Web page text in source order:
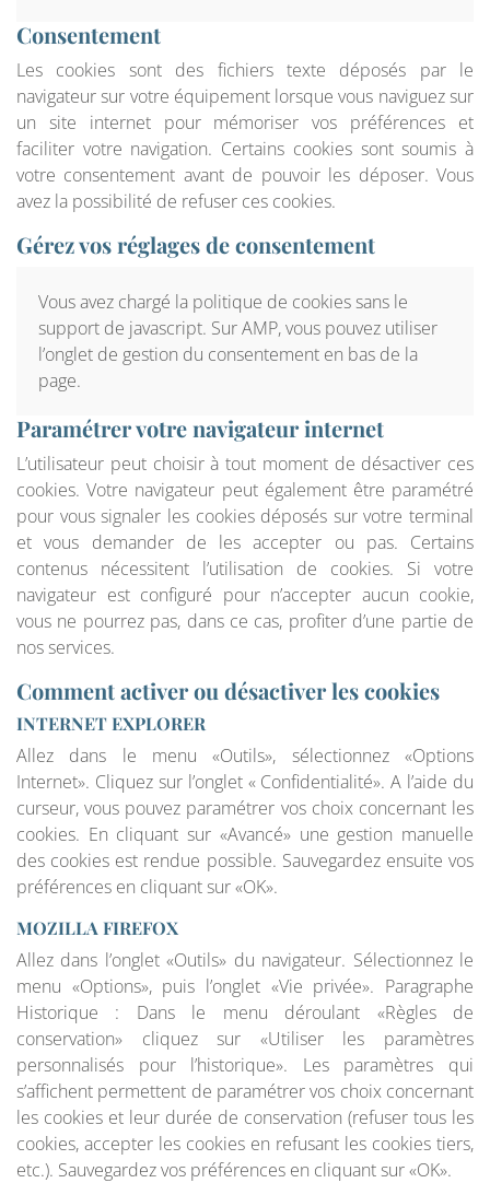
Consentement
Les cookies sont des fichiers texte déposés par le
navigateur sur votre équipement lorsque vous naviguez sur
un site internet pour mémoriser vos préférences et
faciliter votre navigation. Certains cookies sont soumis à
votre consentement avant de pouvoir les déposer. Vous
avez la possibilité de refuser ces cookies.
Gérez vos réglages de consentement
Vous avez chargé la politique de cookies sans le
support de javascript. Sur AMP, vous pouvez utiliser
l’onglet de gestion du consentement en bas de la
page.
Paramétrer votre navigateur internet
L’utilisateur peut choisir à tout moment de désactiver ces
cookies. Votre navigateur peut également être paramétré
pour vous signaler les cookies déposés sur votre terminal
et vous demander de les accepter ou pas. Certains
contenus nécessitent l’utilisation de cookies. Si votre
navigateur est configuré pour n’accepter aucun cookie,
vous ne pourrez pas, dans ce cas, profiter d’une partie de
nos services.
Comment activer ou désactiver les cookies
INTERNET EXPLORER
Allez dans le menu «Outils», sélectionnez «Options
Internet». Cliquez sur l’onglet « Confidentialité». A l’aide du
curseur, vous pouvez paramétrer vos choix concernant les
cookies. En cliquant sur «Avancé» une gestion manuelle
des cookies est rendue possible. Sauvegardez ensuite vos
préférences en cliquant sur «OK».
MOZILLA FIREFOX
Allez dans l’onglet «Outils» du navigateur. Sélectionnez le
menu «Options», puis l’onglet «Vie privée». Paragraphe
Historique : Dans le menu déroulant «Règles de
conservation» cliquez sur «Utiliser les paramètres
personnalisés pour l’historique». Les paramètres qui
s’affichent permettent de paramétrer vos choix concernant
les cookies et leur durée de conservation (refuser tous les
cookies, accepter les cookies en refusant les cookies tiers,
etc.). Sauvegardez vos préférences en cliquant sur «OK».